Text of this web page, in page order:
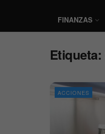
FINANZAS
Etiqueta:
ACCIONES